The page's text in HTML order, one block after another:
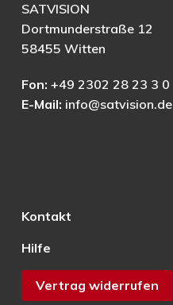
SATVISION
Dortmunderstraße 12
58455 Witten
Fon: +49 2302 28 23 3 0
E-Mail: info@satvision.de
Kontakt
Hilfe
Vertrag widerrufen